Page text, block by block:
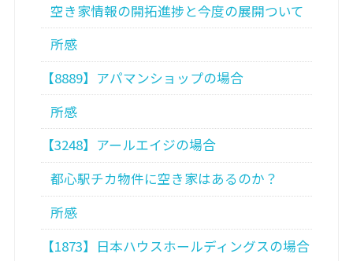
空き家情報の開拓進捗と今度の展開ついて
所感
【8889】アパマンショップの場合
所感
【3248】アールエイジの場合
都心駅チカ物件に空き家はあるのか？
所感
【1873】日本ハウスホールディングスの場合